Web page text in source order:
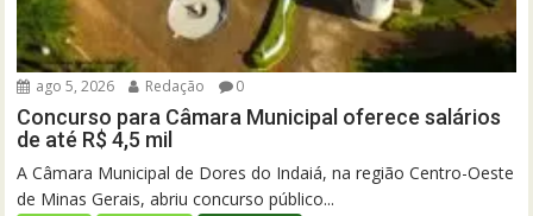
ago 5, 2026 Redação 0
Concurso para Câmara Municipal oferece salários
de até R$ 4,5 mil
A Câmara Municipal de Dores do Indaiá, na região Centro-Oeste
de Minas Gerais, abriu concurso público...